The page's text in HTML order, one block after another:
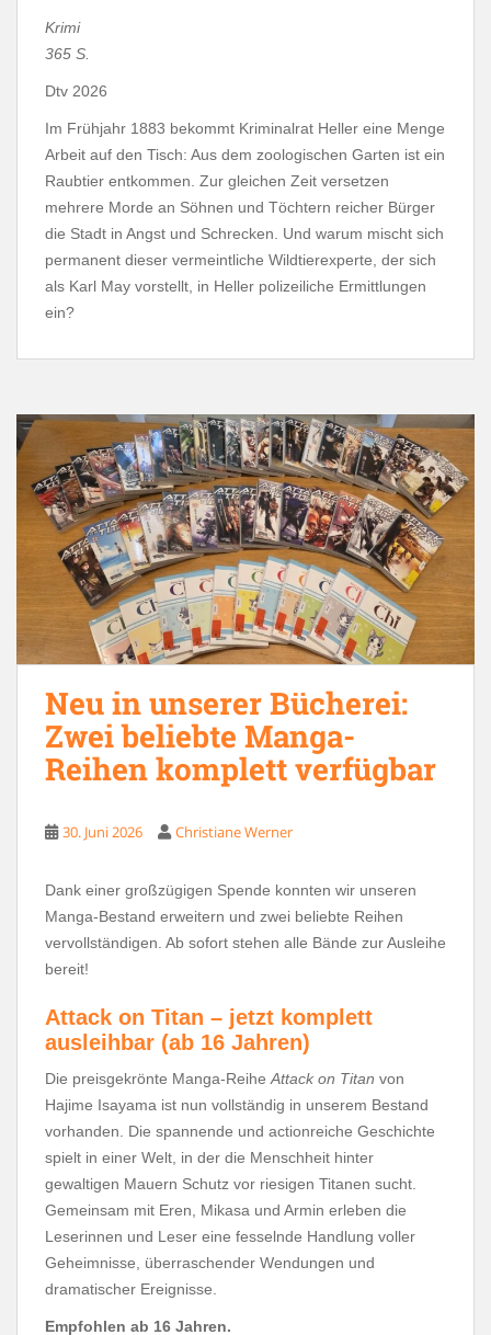
Krimi
365 S.
Dtv 2026
Im Frühjahr 1883 bekommt Kriminalrat Heller eine Menge
Arbeit auf den Tisch: Aus dem zoologischen Garten ist ein
Raubtier entkommen. Zur gleichen Zeit versetzen
mehrere Morde an Söhnen und Töchtern reicher Bürger
die Stadt in Angst und Schrecken. Und warum mischt sich
permanent dieser vermeintliche Wildtierexperte, der sich
als Karl May vorstellt, in Heller polizeiliche Ermittlungen
ein?
Neu in unserer Bücherei:
Zwei beliebte Manga-
Reihen komplett verfügbar
30. Juni 2026 Christiane Werner
Dank einer großzügigen Spende konnten wir unseren
Manga-Bestand erweitern und zwei beliebte Reihen
vervollständigen. Ab sofort stehen alle Bände zur Ausleihe
bereit!
Attack on Titan – jetzt komplett
ausleihbar (ab 16 Jahren)
Die preisgekrönte Manga-ReiheAttack on Titan von
Hajime Isayama ist nun vollständig in unserem Bestand
vorhanden. Die spannende und actionreiche Geschichte
spielt in einer Welt, in der die Menschheit hinter
gewaltigen Mauern Schutz vor riesigen Titanen sucht.
Gemeinsam mit Eren, Mikasa und Armin erleben die
Leserinnen und Leser eine fesselnde Handlung voller
Geheimnisse, überraschender Wendungen und
dramatischer Ereignisse.
Empfohlen ab 16 Jahren.